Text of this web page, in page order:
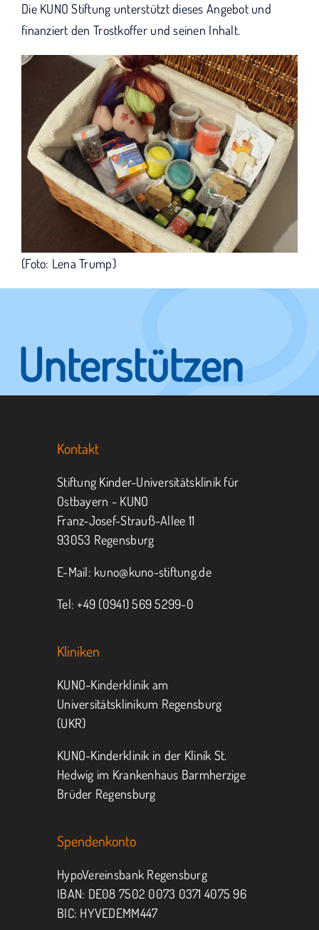
Die KUNO Stiftung unterstützt dieses Angebot und
finanziert den Trostkoffer und seinen Inhalt.
(Foto: Lena Trump)
Unterstützen
Sie KUNO.
Jeder kann helfen.
MITMACHEN SPENDEN
Kontakt
Stiftung Kinder-Universitätsklinik für
Ostbayern - KUNO
Franz-Josef-Strauß-Allee 11
93053 Regensburg
E-Mail: kuno@kuno-stiftung.de
Tel: +49 (0941) 569 5299-0
Kliniken
KUNO-Kinderklinik am
Universitätsklinikum Regensburg
(UKR)
KUNO-Kinderklinik in der Klinik St.
Hedwig im Krankenhaus Barmherzige
Brüder Regensburg
Spendenkonto
HypoVereinsbank Regensburg
IBAN: DE08 7502 0073 0371 4075 96
BIC: HYVEDEMM447